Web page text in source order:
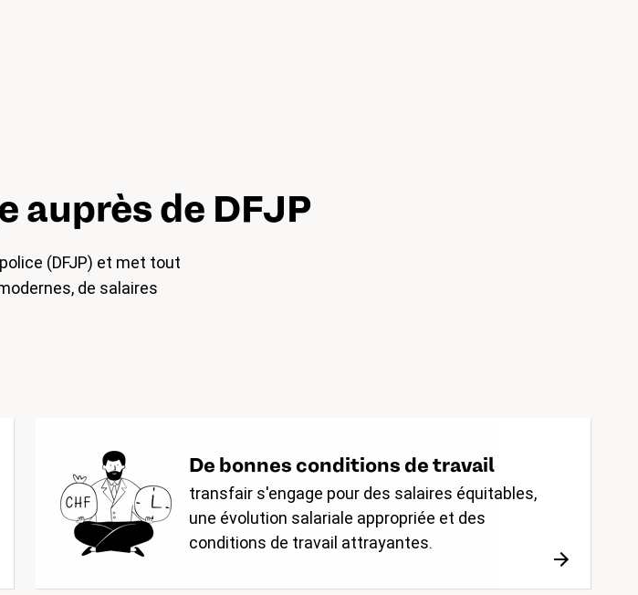
auprès de DFJP
(DFJP) et met tout
de salaires
De bonnes conditions de travail
transfair s'engage pour des salaires équitables,
une évolution salariale appropriée et des
conditions de travail attrayantes.